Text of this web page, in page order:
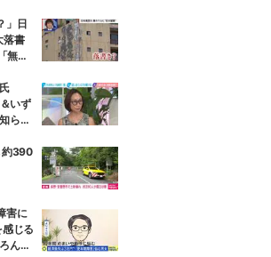
」日
落書
無許
いず
らさ
約390
害に
じる
んな